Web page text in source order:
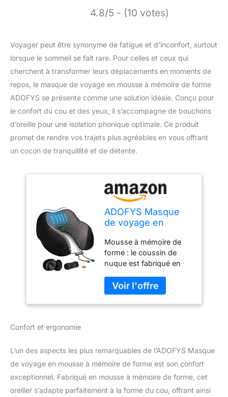
4.8/5 - (10 votes)
Voyager peut être synonyme de fatigue et d’inconfort, surtout
lorsque le sommeil se fait rare. Pour celles et ceux qui
cherchent à transformer leurs déplacements en moments de
repos, le masque de voyage en mousse à mémoire de forme
ADOFYS se présente comme une solution idéale. Conçu pour
le confort du cou et des yeux, il s’accompagne de bouchons
d’oreille pour une isolation phonique optimale. Ce produit
promet de rendre vos trajets plus agréables en vous offrant
un cocon de tranquillité et de détente.
ADOFYS Masque
de voyage en
de forme pour le
cou, oreiller pour
les yeux, isolation
phonique,
bouchons d'oreille
portable (noir)
Mousse à mémoire de
forme : le coussin de
nuque est fabriqué en
forme 100 % pure qui
garantit que votre cou
est toujours dans la
cou repose La mousse à
mémoire de forme
est confortable et repose
un masque ferme pour
Confort et ergonomie
L’un des aspects les plus remarquables de l’ADOFYS Masque
de voyage en mousse à mémoire de forme est son confort
exceptionnel. Fabriqué en mousse à mémoire de forme, cet
oreiller s’adapte parfaitement à la forme du cou, offrant ainsi